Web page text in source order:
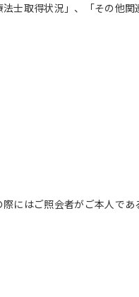
士取得状況」、「その他
にはご照会者がご本人で